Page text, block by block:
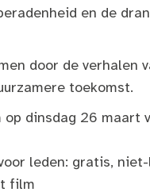
en de
door de verhalen
toekomst.
dinsdag 26 maart
leden: gratis,
film